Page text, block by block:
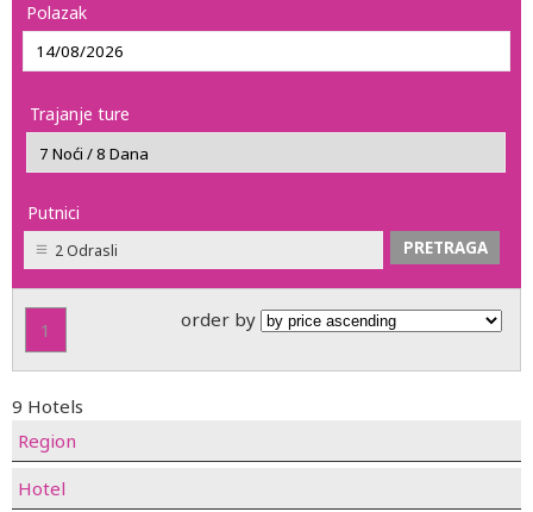
Polazak
Trajanje ture
Putnici
2 Odrasli
1 order by
9 Hotels
Region
Hotel